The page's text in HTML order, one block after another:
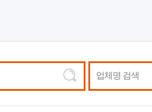
업체명 검색